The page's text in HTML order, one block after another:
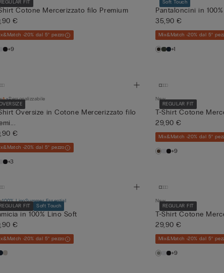
FIT
Cotone Mercerizzato filo Premium
€
-20% dal 5° pezzo
+9
Soft Touch
Pantaloncini in
35,90 €
Mix&Match -20% dal 5°
+1
Personalizzabile
Oversize in Cotone Mercerizzato filo
€
-20% dal 5° pezzo
+3
REGULAR FIT
New
T-Shirt Cotone
29,90 €
Mix&Match -20% dal 5°
+9
FIT Soft Touch
100% LinoSummer Essential
in 100% Lino Soft
€
-20% dal 5° pezzo
REGULAR FIT
New
T-Shirt Cotone
29,90 €
Mix&Match -20% dal 5°
+9